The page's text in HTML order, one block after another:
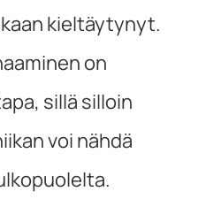
kieltäytynyt.
on
sillä silloin
voi nähdä